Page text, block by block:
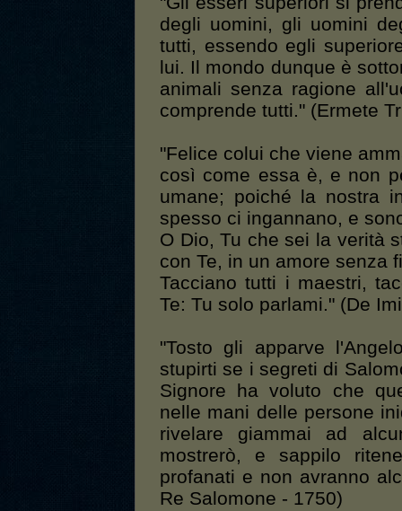
degli uomini, gli uomini
tutti, essendo egli
lui. Il mondo dunque è
animali senza ragione
comprende tutti." (Ermete
"Felice colui che viene
così come essa è, e non
umane; poiché la nostra
spesso ci ingannano, e
O Dio, Tu che sei la verità
con Te, in un amore senza
Tacciano tutti i maestri,
Te: Tu solo parlami." (De
"Tosto gli apparve
stupirti se i segreti di
Signore ha voluto che
nelle mani delle persone
rivelare giammai ad
mostrerò, e sappilo
profanati e non avranno
Re Salomone - 1750)